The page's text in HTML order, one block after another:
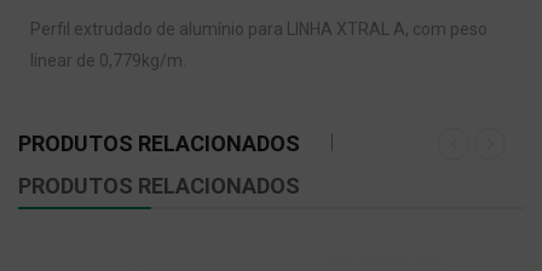
Perfil extrudado de alumínio para LINHA XTRAL A, com peso
linear de 0,779kg/m.
PRODUTOS RELACIONADOS
PRODUTOS RELACIONADOS